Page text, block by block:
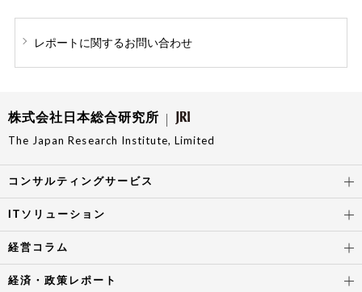
レポートに関するお問い合わせ
株式会社日本総合研究所
The Japan Research Institute, Limited
コンサルティングサービス
ITソリューション
経営コラム
経済・政策レポート